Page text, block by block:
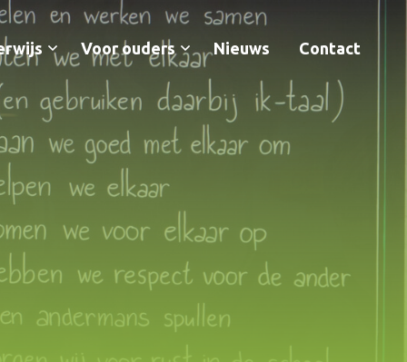
Voor ouders Nieuws Contact